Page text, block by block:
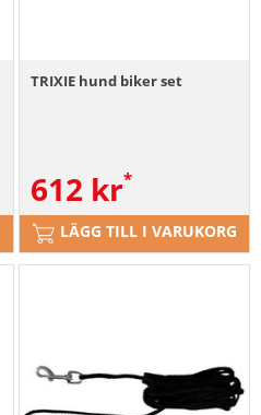
TRIXIE hund biker set
612 kr
LÄGG TILL I VARUKORG